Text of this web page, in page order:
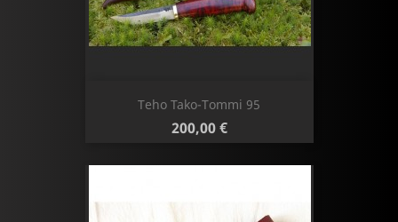
Teho Tako-Tommi 95
Hinta
200,00 €